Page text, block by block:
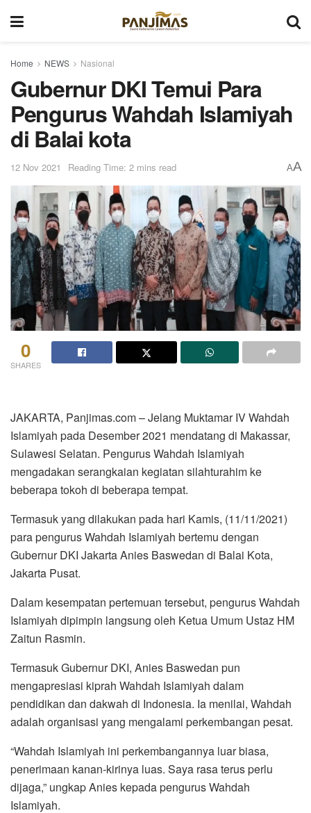
Home NEWS Nasional
Gubernur DKI Temui Para
Pengurus Wahdah Islamiyah
di Balai kota
12 Nov 2021 Reading Time: 2 mins read AA
0
SHARES
JAKARTA, Panjimas.com – Jelang Muktamar IV Wahdah
Islamiyah pada Desember 2021 mendatang di Makassar,
Sulawesi Selatan. Pengurus Wahdah Islamiyah
mengadakan serangkaian kegiatan silahturahim ke
beberapa tokoh di beberapa tempat.
Termasuk yang dilakukan pada hari Kamis, (11/11/2021)
para pengurus Wahdah Islamiyah bertemu dengan
Gubernur DKI Jakarta Anies Baswedan di Balai Kota,
Jakarta Pusat.
Dalam kesempatan pertemuan tersebut, pengurus Wahdah
Islamiyah dipimpin langsung oleh Ketua Umum Ustaz HM
Zaitun Rasmin.
Termasuk Gubernur DKI, Anies Baswedan pun
mengapresiasi kiprah Wahdah Islamiyah dalam
pendidikan dan dakwah di Indonesia. Ia menilai, Wahdah
adalah organisasi yang mengalami perkembangan pesat.
“Wahdah Islamiyah ini perkembangannya luar biasa,
penerimaan kanan-kirinya luas. Saya rasa terus perlu
dijaga,” ungkap Anies kepada pengurus Wahdah
Islamiyah.